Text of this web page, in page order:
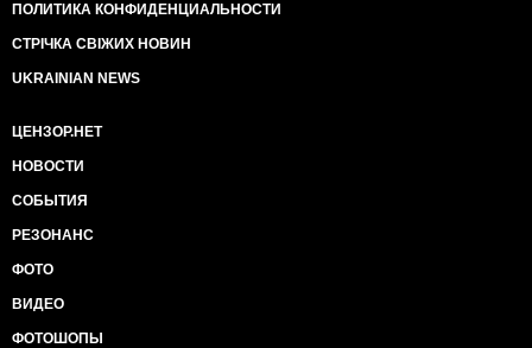
ПОЛИТИКА КОНФИДЕНЦИАЛЬНОСТИ
СТРІЧКА СВІЖИХ НОВИН
UKRAINIAN NEWS
ЦЕНЗОР.НЕТ
НОВОСТИ
СОБЫТИЯ
РЕЗОНАНС
ФОТО
ВИДЕО
ФОТОШОПЫ